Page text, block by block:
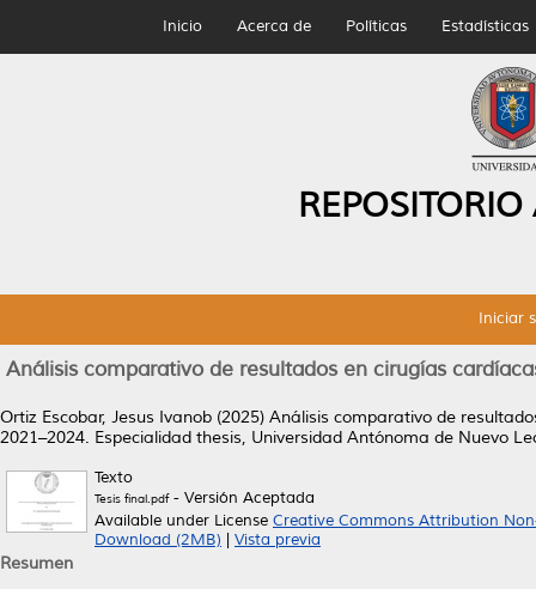
Inicio Acerca de Políticas Estadísticas
Iniciar
Análisis comparativo de resultados en cirugías
Ortiz Escobar, Jesus Ivanob (2025) Análisis comparativo de
2021–2024. Especialidad thesis, Universidad Antónoma de Nuevo
Texto
Tesis final.pdf- Versión Aceptada
Available under License Creative Commons Attribution
Download (2MB)
Vista previa
Resumen